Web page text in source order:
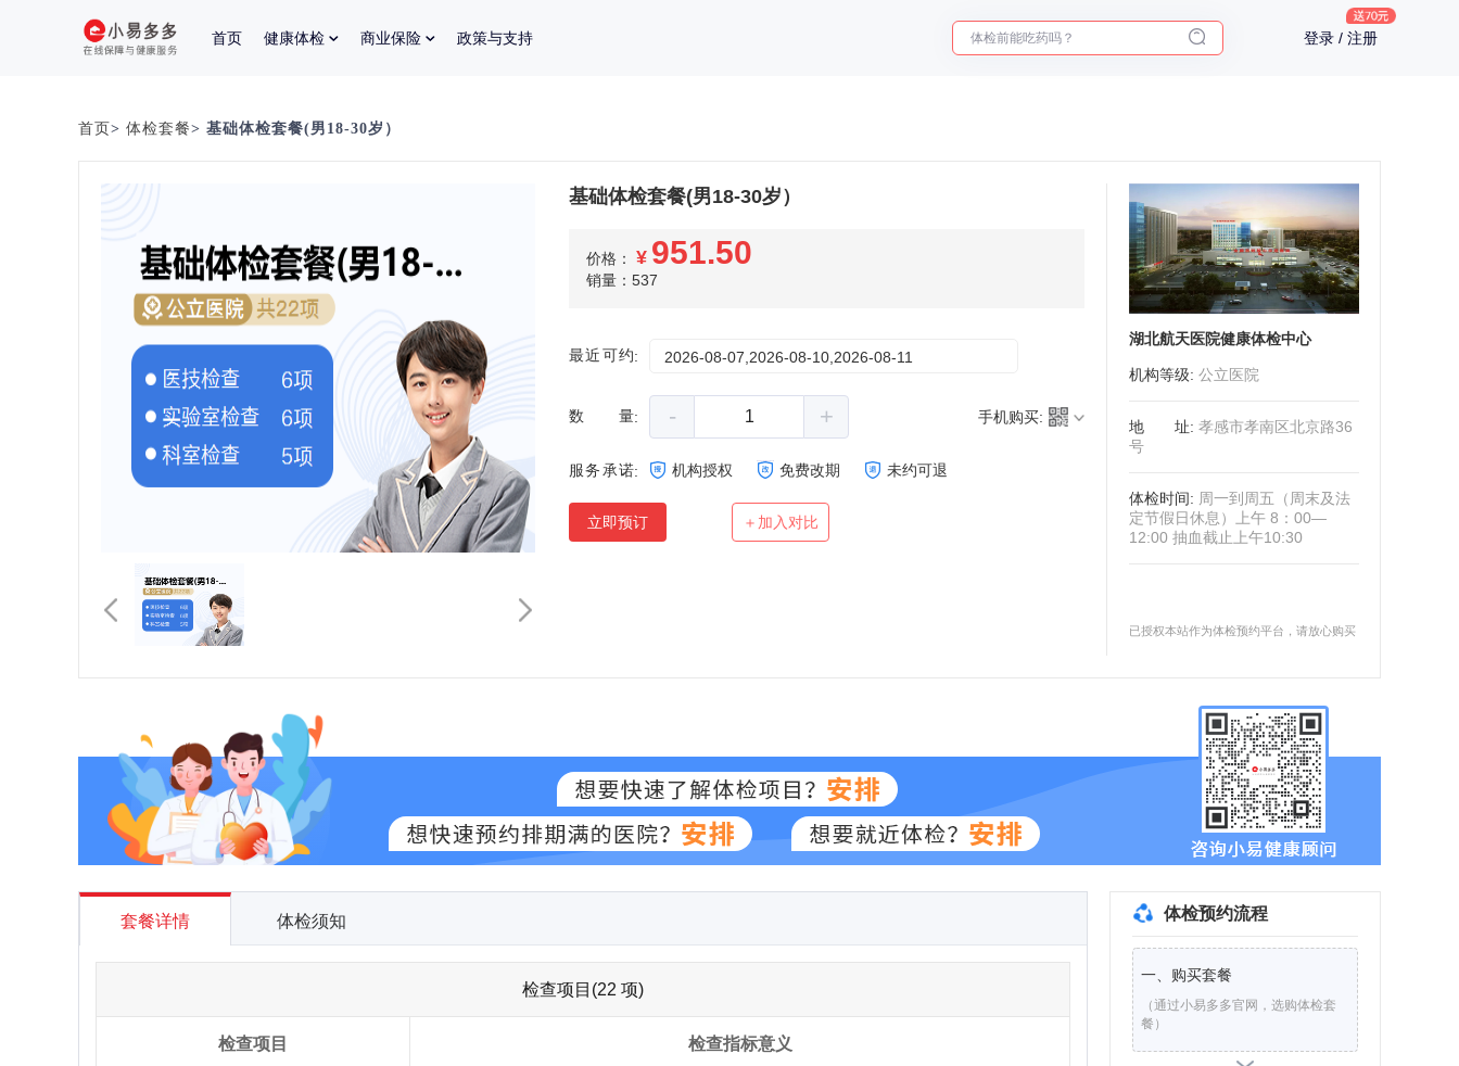
首页 健康体检 商业保险 政策与支持 十大理由告诉你为什么要买保险 登录 / 注册
首页> 体检套餐> 基础体检套餐(男18-30岁）
基础体检套餐(男18-30岁）
价格： ¥ 951.50
销量：537
最近可约: 2026-08-07,2026-08-10,2026-08-11
数量: - + 手机购买:
服务承诺: 机构授权 免费改期 未约可退
立即预订 ＋加入对比
湖北航天医院健康体检中心
机构等级: 公立医院
地址: 孝感市孝南区北京路36
号
体检时间: 周一到周五（周末及法
定节假日休息）上午 8：00—
12:00 抽血截止上午10:30
已授权本站作为体检预约平台，请放心购买
套餐详情 体检须知
检查项目(22 项)
检查项目 检查指标意义
体检预约流程
一、购买套餐
（通过小易多多官网，选购体检套
餐）